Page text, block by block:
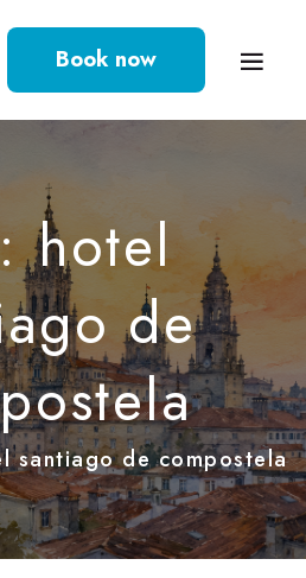
Book now
hotel
de
santiago de compostela